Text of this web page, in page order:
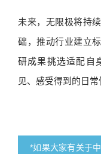
未来，无限极将持
础，推动行业建立
研成果挑选适配自
见、感受得到的日常
*如果大家有关于